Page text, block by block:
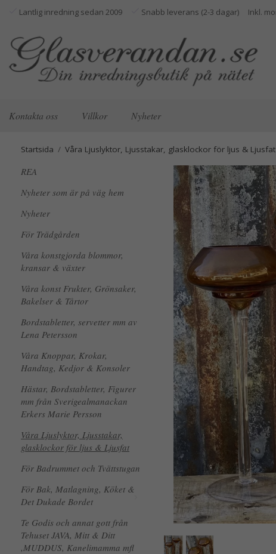
Lantlig inredning sedan 2009 Snabb leverans (2-3 dagar)
Kontakta oss Villkor Nyheter
Startsida / Våra Ljuslyktor, Ljusstakar, glasklockor för ljus & Ljusfat
REA
Nyheter som är på väg hem
Nyheter
För Trädgården
Våra konstgjorda blommor,
kransar & växter
Våra konst Frukter, Grönsaker,
Bakelser & Tårtor
Bordstabletter, servetter mm av
Lena Petersson
Våra Knoppar, Krokar,
Handtag, Kedjor & Konsoler
Hästar, Bordstabletter, Figurer
mm från Sverigealmanackan
Erkers Marie Persson
Våra Ljuslyktor, Ljusstakar,
glasklockor för ljus & Ljusfat
För Badrummet och Tvättstugan
För Bak, Matlagning, Köket &
Det Dukade Bordet
Te Godis och annat gott från
Tehuset JAVA, Mitt & Ditt
,MUDDUS, Kanelimamma mfl